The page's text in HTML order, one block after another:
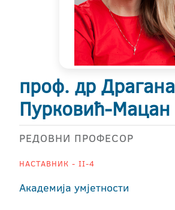
проф. др Драгана
Пурковић-Мацан
РЕДОВНИ ПРОФЕСОР
НАСТАВНИК - II-4
Академија умјетности